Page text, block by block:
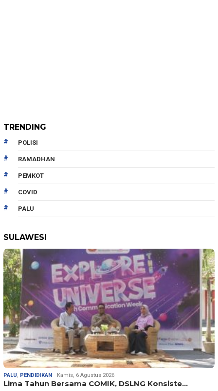
TRENDING
POLISI
RAMADHAN
PEMKOT
COVID
PALU
SULAWESI
PALU, PENDIDIKAN Kamis, 6 Agustus 2026
Lima Tahun Bersama COMIK, DSLNG Konsiste…